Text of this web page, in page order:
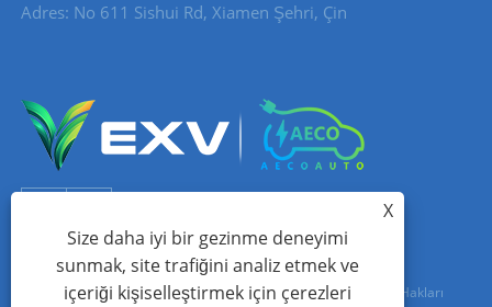
Adres: No 611 Sishui Rd, Xiamen Şehri, Çin
Telif Hakkı © 2024 Xiamen Aecoauto Technology Co., Ltd. Tüm Hakları
X
Size daha iyi bir gezinme deneyimi
sunmak, site trafiğini analiz etmek ve
içeriği kişiselleştirmek için çerezleri